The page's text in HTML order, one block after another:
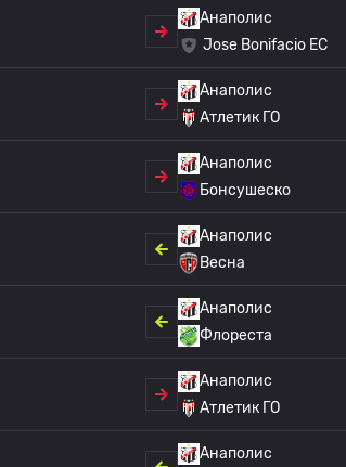
Анаполис
Jose Bonifacio EC
Анаполис
Атлетик ГО
Анаполис
Бонсушеско
Анаполис
Весна
Анаполис
Флореста
Анаполис
Атлетик ГО
Анаполис